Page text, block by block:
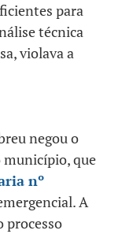
para
técnica
violava a
negou o
município, que
nº
A
processo